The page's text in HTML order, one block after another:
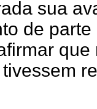
sua
de